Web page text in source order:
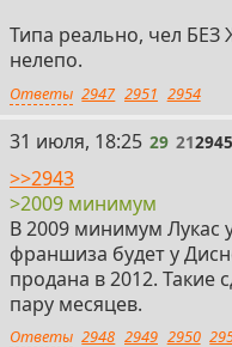
Типа реально, чел
нелепо.
Ответы 2947 2951 2954
29
31 июля, 18:25 29 212945
>>2943
>2009 минимум
В 2009 минимум Лукас
франшиза будет у
продана в 2012. Такие
пару месяцев.
Ответы 2948 2949 2950